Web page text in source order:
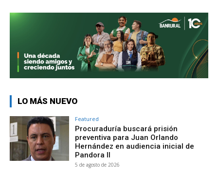
LO MÁS NUEVO
Featured
Procuraduría buscará prisión
preventiva para Juan Orlando
Hernández en audiencia inicial de
Pandora II
5 de agosto de 2026